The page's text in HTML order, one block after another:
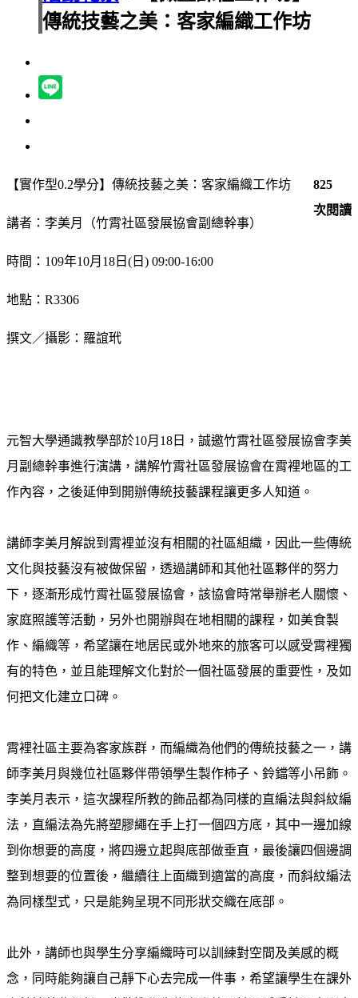
傳統技藝之美：客家編織工作坊
825
次閱讀
【實作型0.2學分】 傳統技藝之美：客家編織工作坊
講者： 李美月（竹霄社區發展協會副總幹事）
時間：109年10月18日(日) 09:00-16:00
地點：R3306
撰文／攝影：羅誼玳
元智大學通識教學部於10月18日，誠邀竹霄社區發展協會李美
月副總幹事進行演講，講解竹霄社區發展協會在霄裡地區的工
作內容，之後延伸到開辦傳統技藝課程讓更多人知道。
講師李美月解說到霄裡並沒有相關的社區組織，因此一些傳統
文化與技藝沒有被做保留，透過講師和其他社區夥伴的努力
下，逐漸形成竹霄社區發展協會，該協會時常舉辦老人關懷、
家庭照護等活動，另外也開辦與在地相關的課程，如美食製
作、編織等，希望讓在地居民或外地來的旅客可以感受霄裡獨
有的特色，並且能理解文化對於一個社區發展的重要性，及如
何把文化建立口碑。
霄裡社區主要為客家族群，而編織為他們的傳統技藝之一，講
師李美月與幾位社區夥伴帶領學生製作柿子、鈴鐺等小吊飾。
李美月表示，這次課程所教的飾品都為同樣的直編法與斜紋編
法，直編法為先將塑膠繩在手上打一個四方底，其中一邊加線
到你想要的高度，將四邊立起與底部做垂直，最後讓四個邊調
整到想要的位置後，繼續往上面織到適當的高度，而斜紋編法
為同樣型式，只是能夠呈現不同形狀交織在底部。
此外，講師也與學生分享編織時可以訓練對空間及美感的概
念，同時能夠讓自己靜下心去完成一件事，希望讓學生在課外